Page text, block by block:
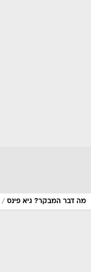
מה דבר המבקר? גיא פינס /